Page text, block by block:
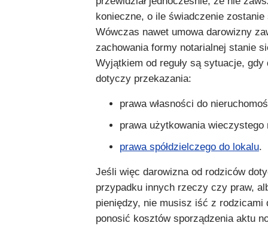
konieczne, o ile świadczenie zostanie
Wówczas nawet umowa darowizny
zachowania formy notarialnej stanie
Wyjątkiem od reguły są sytuacje, gdy
dotyczy przekazania:
prawa własności do
prawa użytkowania wieczystego
prawa spółdzielczego do lokalu.
Jeśli więc darowizna od rodziców
przypadku innych rzeczy czy praw,
pieniędzy, nie musisz iść z rodzicami
ponosić kosztów sporządzenia aktu